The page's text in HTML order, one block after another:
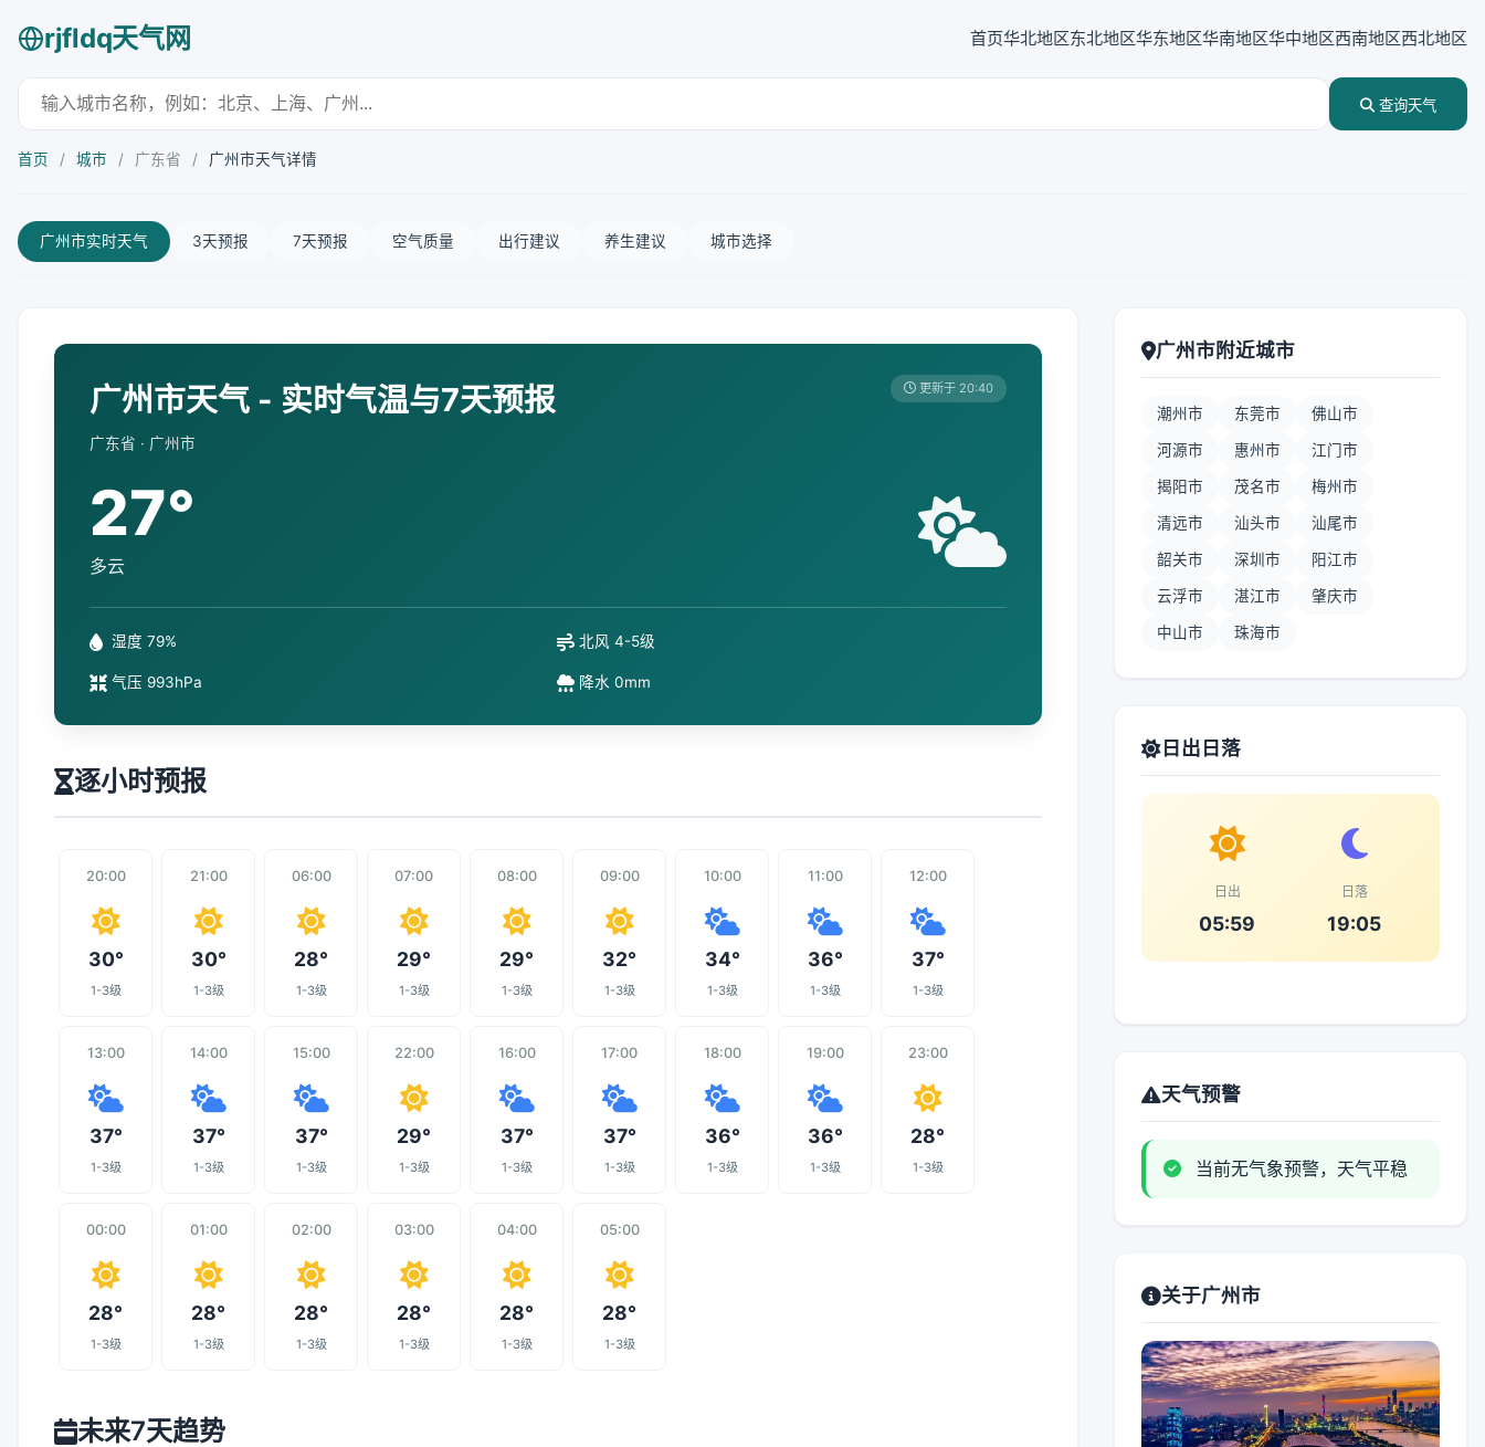
rjfldq天气网 首页华北地区东北地区华东地区华南地区华中地区西南地区西北地区
查询天气
首页 / 城市 / 广东省 / 广州市天气详情
广州市实时天气 3天预报 7天预报 空气质量 出行建议 养生建议 城市选择
广州市天气 - 实时气温与7天预报
广东省 · 广州市
更新于 20:40
27°
多云
湿度 79% 北风 4-5级
气压 993hPa 降水 0mm
逐小时预报
20:00
30°
1-3级
21:00
30°
1-3级
06:00
28°
1-3级
07:00
29°
1-3级
08:00
29°
1-3级
09:00
32°
1-3级
10:00
34°
1-3级
11:00
36°
1-3级
12:00
37°
1-3级
13:00
37°
1-3级
14:00
37°
1-3级
15:00
37°
1-3级
22:00
29°
1-3级
16:00
37°
1-3级
17:00
37°
1-3级
18:00
36°
1-3级
19:00
36°
1-3级
23:00
28°
1-3级
00:00
28°
1-3级
01:00
28°
1-3级
02:00
28°
1-3级
03:00
28°
1-3级
04:00
28°
1-3级
05:00
28°
1-3级
未来7天趋势
广州市附近城市
潮州市 东莞市 佛山市
河源市 惠州市 江门市
揭阳市 茂名市 梅州市
清远市 汕头市 汕尾市
韶关市 深圳市 阳江市
云浮市 湛江市 肇庆市
中山市 珠海市
日出日落
日出
05:59
日落
19:05
天气预警
当前无气象预警，天气平稳
关于广州市